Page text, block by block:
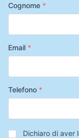
Cognome *
Email *
Telefono *
Privacy*
Dichiaro di aver